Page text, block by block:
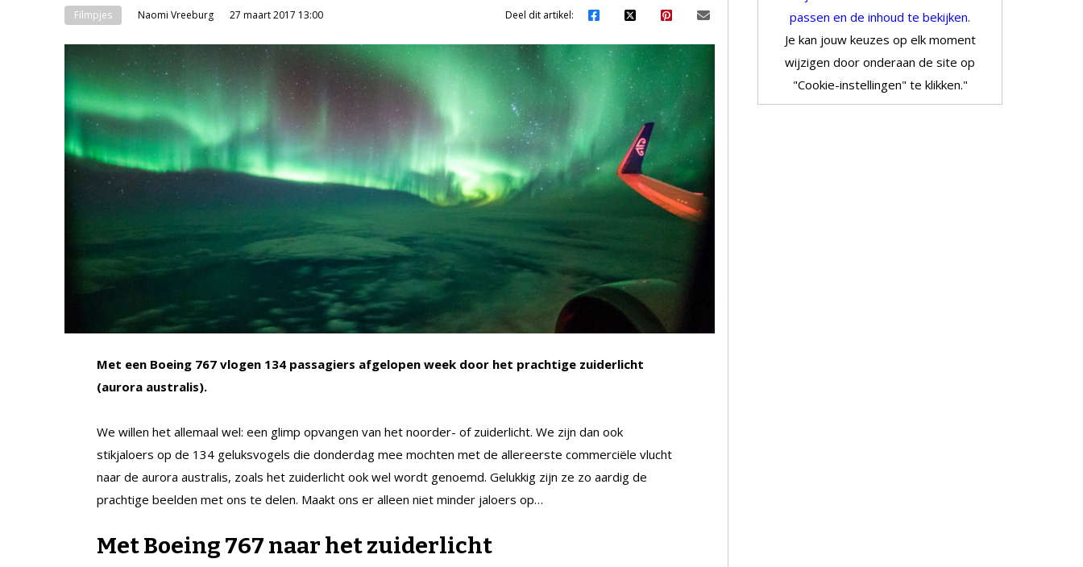
Filmpjes Naomi Vreeburg 27 maart 2017 13:00 Deel dit artikel:
Met een Boeing 767 vlogen 134 passagiers afgelopen week door het prachtige zuiderlicht
(aurora australis).
We willen het allemaal wel: een glimp opvangen van het noorder- of zuiderlicht. We zijn dan ook
stikjaloers op de 134 geluksvogels die donderdag mee mochten met de allereerste commerciële vlucht
naar de aurora australis, zoals het zuiderlicht ook wel wordt genoemd. Gelukkig zijn ze zo aardig de
prachtige beelden met ons te delen. Maakt ons er alleen niet minder jaloers op…
Met Boeing 767 naar het zuiderlicht
passen en de inhoud te bekijken.
Je kan jouw keuzes op elk moment
wijzigen door onderaan de site op
"Cookie-instellingen" te klikken."